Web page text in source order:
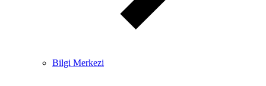
Bilgi Merkezi